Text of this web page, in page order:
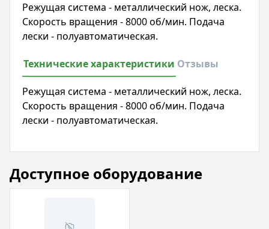
Режущая система - металлический нож, леска.
Скорость вращения - 8000 об/мин. Подача
лески - полуавтоматическая.
Технические характеристики Отзывы
Режущая система - металлический нож, леска.
Скорость вращения - 8000 об/мин. Подача
лески - полуавтоматическая.
Доступное оборудование